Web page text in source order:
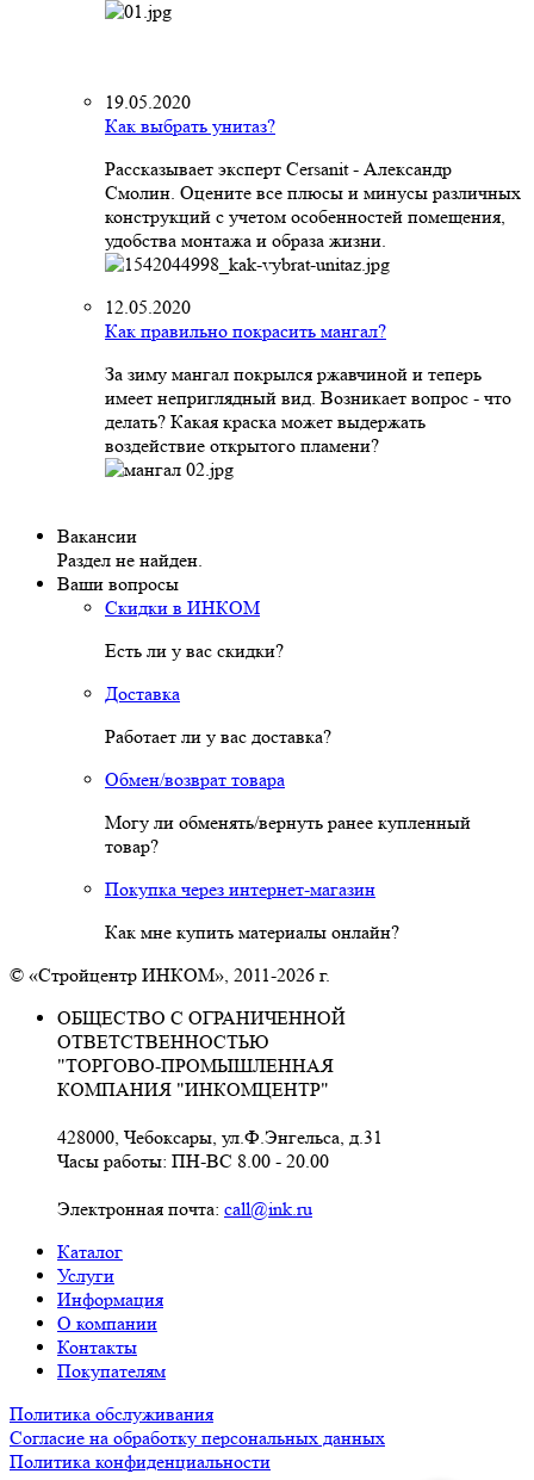
19.05.2020
Как выбрать унитаз?
Рассказывает эксперт Cersanit - Александр
Смолин. Оцените все плюсы и минусы различных
конструкций с учетом особенностей помещения,
удобства монтажа и образа жизни.
12.05.2020
Как правильно покрасить мангал?
За зиму мангал покрылся ржавчиной и теперь
имеет неприглядный вид. Возникает вопрос - что
делать? Какая краска может выдержать
воздействие открытого пламени?
Вакансии
Раздел не найден.
Ваши вопросы
Скидки в ИНКОМ
Есть ли у вас скидки?
Доставка
Работает ли у вас доставка?
Обмен/возврат товара
Могу ли обменять/вернуть ранее купленный
товар?
Покупка через интернет-магазин
Как мне купить материалы онлайн?
© «Стройцентр ИНКОМ», 2011-2026 г.
ОБЩЕСТВО С ОГРАНИЧЕННОЙ
ОТВЕТСТВЕННОСТЬЮ
"ТОРГОВО-ПРОМЫШЛЕННАЯ
КОМПАНИЯ "ИНКОМЦЕНТР"
428000, Чебоксары, ул.Ф.Энгельса, д.31
Часы работы: ПН-ВС 8.00 - 20.00
Электронная почта: call@ink.ru
Каталог
Услуги
Информация
О компании
Контакты
Покупателям
Политика обслуживания
Согласие на обработку персональных данных
Политика конфиденциальности